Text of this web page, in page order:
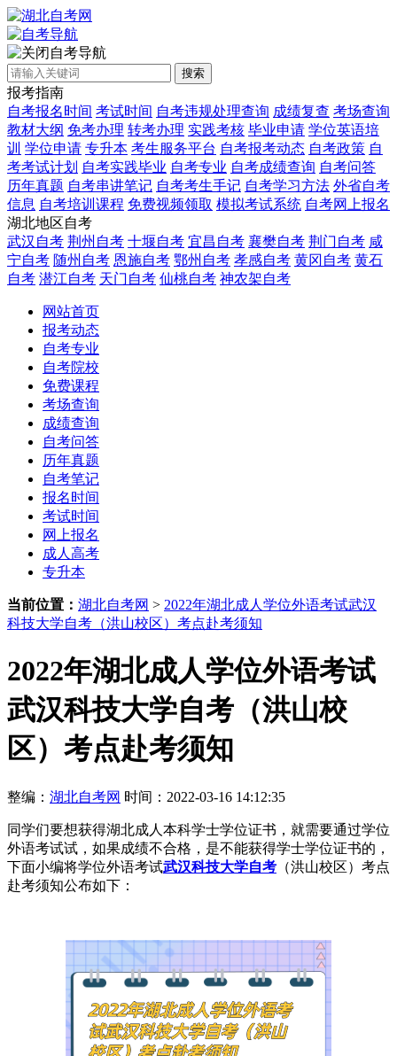
自考导航
搜索
报考指南
自考报名时间 考试时间 自考违规处理查询 成绩复查 考场查询
教材大纲 免考办理 转考办理 实践考核 毕业申请 学位英语培
训 学位申请 专升本 考生服务平台 自考报考动态 自考政策 自
考考试计划 自考实践毕业 自考专业 自考成绩查询 自考问答
历年真题 自考串讲笔记 自考考生手记 自考学习方法 外省自考
信息 自考培训课程 免费视频领取 模拟考试系统 自考网上报名
湖北地区自考
武汉自考 荆州自考 十堰自考 宜昌自考 襄樊自考 荆门自考 咸
宁自考 随州自考 恩施自考 鄂州自考 孝感自考 黄冈自考 黄石
自考 潜江自考 天门自考 仙桃自考 神农架自考
网站首页
报考动态
自考专业
自考院校
免费课程
考场查询
成绩查询
自考问答
历年真题
自考笔记
报名时间
考试时间
网上报名
成人高考
专升本
当前位置： 湖北自考网 > 2022年湖北成人学位外语考试武汉
科技大学自考（洪山校区）考点赴考须知
2022年湖北成人学位外语考试
武汉科技大学自考（洪山校
区）考点赴考须知
整编： 湖北自考网 时间：2022-03-16 14:12:35
同学们要想获得湖北成人本科学士学位证书，就需要通过学位
外语考试试，如果成绩不合格，是不能获得学士学位证书的，
下面小编将学位外语考试武汉科技大学自考 （洪山校区）考点
赴考须知公布如下：